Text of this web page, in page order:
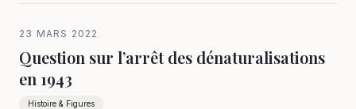
23 MARS 2022
Question sur l’arrêt des dénaturalisations
en 1943
Histoire & Figures